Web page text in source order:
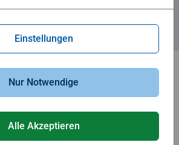
Einstellungen
Nur Notwendige
Alle Akzeptieren